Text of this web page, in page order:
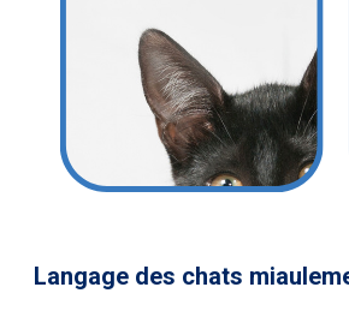
Langage des chats